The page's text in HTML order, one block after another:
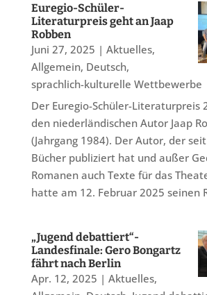
Euregio-Schüler-
Literaturpreis geht an Jaap
Robben
Juni 27, 2025 | Aktuelles,
Allgemein, Deutsch,
sprachlich-kulturelle Wettbewerbe
Der Euregio-Schüler-Literaturpreis
den niederländischen Autor Jaap
(Jahrgang 1984). Der Autor, der
Bücher publiziert hat und außer
Romanen auch Texte für das
hatte am 12. Februar 2025 seinen
„Jugend debattiert“-
Landesfinale: Gero Bongartz
fährt nach Berlin
Apr. 12, 2025 | Aktuelles,